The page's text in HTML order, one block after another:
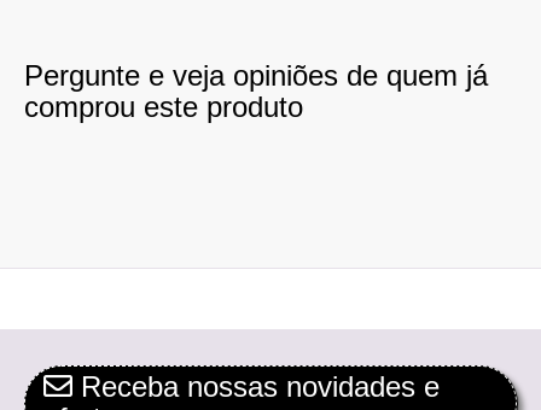
Pergunte e veja opiniões de quem já
comprou este produto
Receba nossas novidades e